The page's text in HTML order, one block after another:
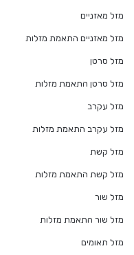
מזל מאזניים
מזל מאזניים התאמת מזלות
מזל סרטן
מזל סרטן התאמת מזלות
מזל עקרב
מזל עקרב התאמת מזלות
מזל קשת
מזל קשת התאמת מזלות
מזל שור
מזל שור התאמת מזלות
מזל תאומים